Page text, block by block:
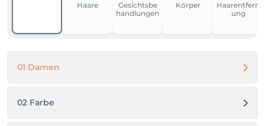
Haare
Gesichtsbe
handlungen
Körper
Haarentfern
ung
01 Damen
02 Farbe